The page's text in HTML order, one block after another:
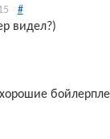
#
видел?)